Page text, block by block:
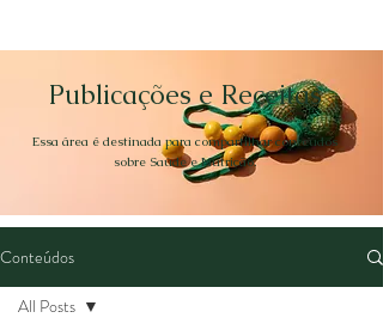
Publicações e Receitas
Essa área é destinada para compartilhar conteúdos
sobre Saúde e Nutrição.
Conteúdos
All Posts